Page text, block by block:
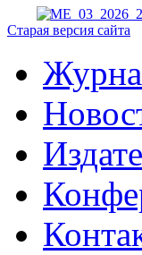
Старая версия сайта